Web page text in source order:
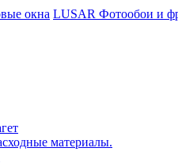
окна LUSAR Фотообои и
материалы.